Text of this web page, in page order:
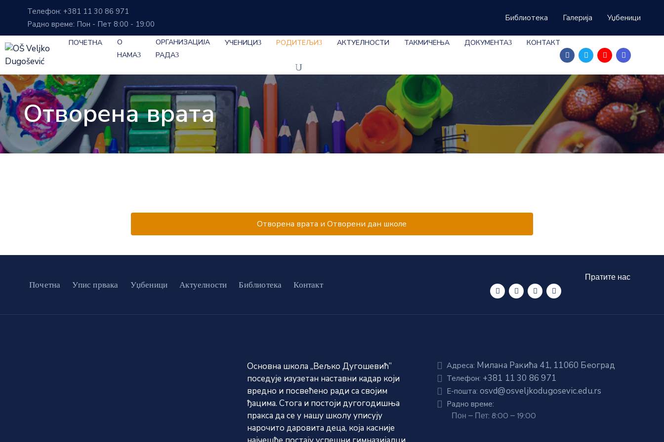
Телефон: +381 11 30 86 971
Радно време: Пон - Пет 8:00 - 19:00
Библиотека Галерија Уџбеници
ПОЧЕТНА
О
НАМА
ОРГАНИЗАЦИЈА
РАДА
УЧЕНИЦИ РОДИТЕЉИ АКТУЕЛНОСТИ ТАКМИЧЕЊА ДОКУМЕНТА КОНТАКТ
Отворена врата
Отворена врата и Отворени дан школе
Почетна Упис првака Уџбеници Актуелности Библиотека Контакт
Пратите нас
Основна школа „Вељко Дугошевић”
поседује изузетан наставни кадар који
вредно и посвећено ради са својим
ђацима. Стога и постоји дугогодишња
пракса да се у нашу школу уписују
нарочито даровита деца, која касније
Адреса: Милана Ракића 41, 11060 Београд
Телефон: +381 11 30 86 971
E-пошта: osvd@osveljkodugosevic.edu.rs
Радно време:
Пон – Пет: 8:00 – 19:00